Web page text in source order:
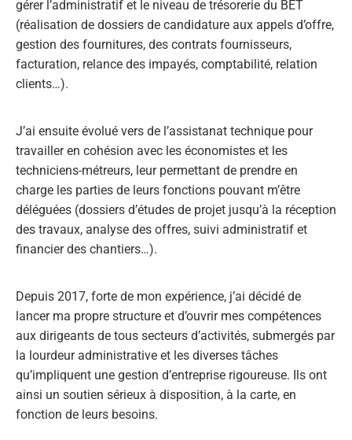
gérer l’administratif et le niveau de trésorerie du BET
(réalisation de dossiers de candidature aux appels d’offre,
gestion des fournitures, des contrats fournisseurs,
facturation, relance des impayés, comptabilité, relation
clients…).
J’ai ensuite évolué vers de l’assistanat technique pour
travailler en cohésion avec les économistes et les
techniciens-métreurs, leur permettant de prendre en
charge les parties de leurs fonctions pouvant m’être
déléguées (dossiers d’études de projet jusqu’à la réception
des travaux, analyse des offres, suivi administratif et
financier des chantiers…).
Depuis 2017, forte de mon expérience, j’ai décidé de
lancer ma propre structure et d’ouvrir mes compétences
aux dirigeants de tous secteurs d’activités, submergés par
la lourdeur administrative et les diverses tâches
qu’impliquent une gestion d’entreprise rigoureuse. Ils ont
ainsi un soutien sérieux à disposition, à la carte, en
fonction de leurs besoins.